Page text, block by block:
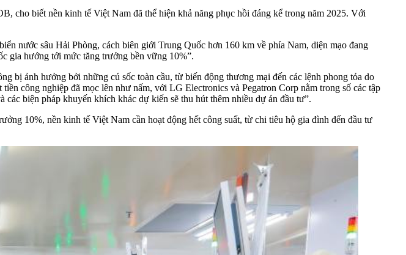
cho biết nền kinh tế Việt Nam đã thể hiện khả năng phục hồi đáng kể trong năm 2025. Với
nước sâu Hải Phòng, cách biên giới Trung Quốc hơn 160 km về phía Nam, diện mạo đang
gia hướng tới mức tăng trưởng bền vững 10%”.
bị ảnh hưởng bởi những cú sốc toàn cầu, từ biến động thương mại đến các lệnh phong tỏa do
công nghiệp đã mọc lên như nấm, với LG Electronics và Pegatron Corp nằm trong số các tập
biện pháp khuyến khích khác dự kiến ​​sẽ thu hút thêm nhiều dự án đầu tư”.
10%, nền kinh tế Việt Nam cần hoạt động hết công suất, từ chi tiêu hộ gia đình đến đầu tư